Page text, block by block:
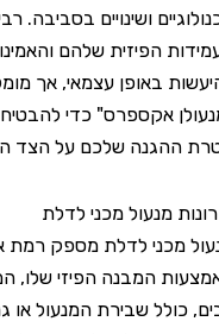
ושינויים בסביבה.
הפיזית שלהם
באופן עצמאי, אך
אקספרס" כדי
ההגנה שלכם על הצד
מנעול מכני לדלת
מכני לדלת מספק רמת
המבנה הפיזי שלו,
כולל שבירת המנעול או